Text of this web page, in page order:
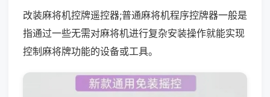
改装麻将机控牌遥控器;普通麻将机程序控牌器一般是
指通过一些无需对麻将机进行复杂安装操作就能实现
控制麻将牌功能的设备或工具。